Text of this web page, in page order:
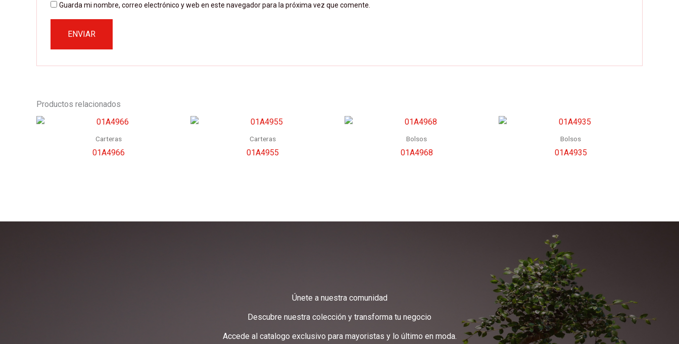
Guarda mi nombre, correo electrónico y web en este navegador para la próxima vez que comente.
Productos relacionados
Carteras
01A4966
Carteras
01A4955
Bolsos
01A4968
Bolsos
01A4935
Únete a nuestra comunidad
Descubre nuestra colección y transforma tu negocio
Accede al catalogo exclusivo para mayoristas y lo último en moda.